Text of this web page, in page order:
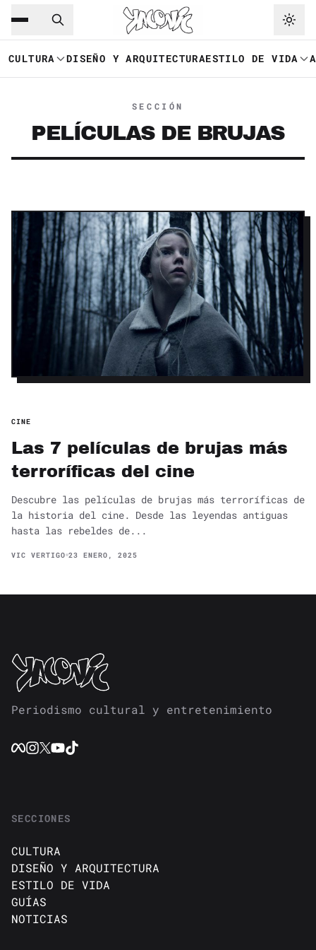
Saltar al contenido principal
CULTURA DISEÑO Y ARQUITECTURAESTILO DE VIDA
SECCIÓN
PELÍCULAS DE BRUJAS
CINE
Las 7 películas de brujas más
terroríficas del cine
Descubre las películas de brujas más terroríficas de
la historia del cine. Desde las leyendas antiguas
hasta las rebeldes de...
VIC VERTIGO 23 ENERO, 2025
Periodismo cultural y entretenimiento
SECCIONES
CULTURA
DISEÑO Y ARQUITECTURA
ESTILO DE VIDA
GUÍAS
NOTICIAS